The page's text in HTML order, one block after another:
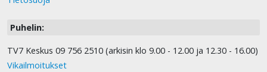
Puhelin:
TV7 Keskus 09 756 2510 (arkisin klo 9.00 - 12.00 ja 12.30 - 16.00)
Vikailmoitukset